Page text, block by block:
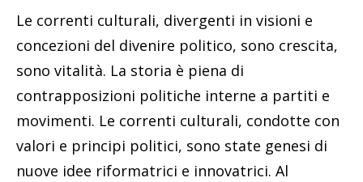
Le correnti culturali, divergenti in visioni e
concezioni del divenire politico, sono crescita,
sono vitalità. La storia è piena di
contrapposizioni politiche interne a partiti e
movimenti. Le correnti culturali, condotte con
valori e principi politici, sono state genesi di
nuove idee riformatrici e innovatrici. Al